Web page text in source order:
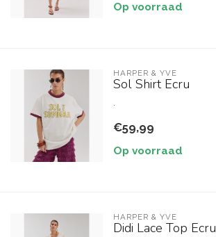
Op voorraad
HARPER & YVE
Sol Shirt Ecru
€59,99
Op voorraad
HARPER & YVE
Didi Lace Top Ecru